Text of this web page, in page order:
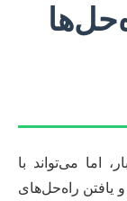
اما می‌تواند با
یافتن راه‌حل‌های